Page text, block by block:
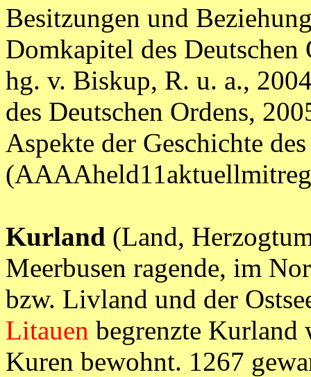
Besitzungen und
Domkapitel des
hg. v. Biskup, R. u. a.,
des Deutschen Ordens,
Aspekte der Geschichte
Kurland (Land,
Meerbusen ragende, im
bzw. Livland und der
Litauen begrenzte Kurland
Kuren bewohnt. 1267